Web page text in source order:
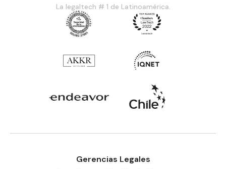
La legaltech # 1 de Latinoamérica.
Gerencias Legales